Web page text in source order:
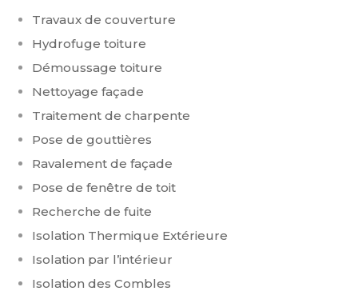
Travaux de couverture
Hydrofuge toiture
Démoussage toiture
Nettoyage façade
Traitement de charpente
Pose de gouttières
Ravalement de façade
Pose de fenêtre de toit
Recherche de fuite
Isolation Thermique Extérieure
Isolation par l’intérieur
Isolation des Combles